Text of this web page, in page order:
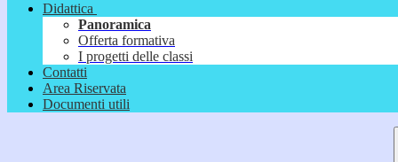
Didattica
Panoramica
Offerta formativa
I progetti delle classi
Contatti
Area Riservata
Documenti utili